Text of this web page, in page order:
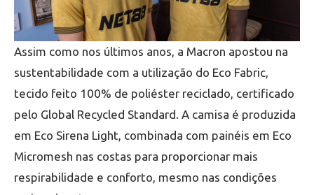
Assim como nos últimos anos, a Macron apostou na
sustentabilidade com a utilização do Eco Fabric,
tecido feito 100% de poliéster reciclado, certificado
pelo Global Recycled Standard. A camisa é produzida
em Eco Sirena Light, combinada com painéis em Eco
Micromesh nas costas para proporcionar mais
respirabilidade e conforto, mesmo nas condições